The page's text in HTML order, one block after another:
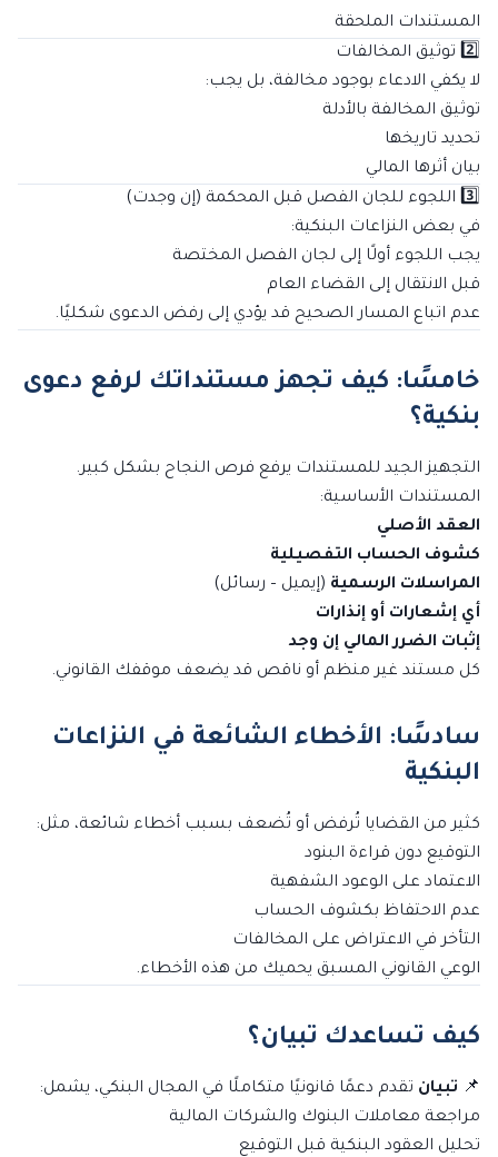
المستندات الملحقة
2️⃣ توثيق المخالفات
لا يكفي الادعاء بوجود مخالفة، بل يجب:
توثيق المخالفة بالأدلة
تحديد تاريخها
بيان أثرها المالي
3️⃣ اللجوء للجان الفصل قبل المحكمة (إن وجدت)
في بعض النزاعات البنكية:
يجب اللجوء أولًا إلى لجان الفصل المختصة
قبل الانتقال إلى القضاء العام
عدم اتباع المسار الصحيح قد يؤدي إلى رفض الدعوى شكليًا.
خامسًا: كيف تجهز مستنداتك لرفع دعوى
بنكية؟
التجهيز الجيد للمستندات يرفع فرص النجاح بشكل كبير.
المستندات الأساسية:
العقد الأصلي
كشوف الحساب التفصيلية
المراسلات الرسمية (إيميل – رسائل)
أي إشعارات أو إنذارات
إثبات الضرر المالي إن وجد
كل مستند غير منظم أو ناقص قد يضعف موقفك القانوني.
سادسًا: الأخطاء الشائعة في النزاعات
البنكية
كثير من القضايا تُرفض أو تُضعف بسبب أخطاء شائعة، مثل:
التوقيع دون قراءة البنود
الاعتماد على الوعود الشفهية
عدم الاحتفاظ بكشوف الحساب
التأخر في الاعتراض على المخالفات
الوعي القانوني المسبق يحميك من هذه الأخطاء.
كيف تساعدك تبيان؟
📌 تبيان تقدم دعمًا قانونيًا متكاملًا في المجال البنكي، يشمل:
مراجعة معاملات البنوك والشركات المالية
تحليل العقود البنكية قبل التوقيع